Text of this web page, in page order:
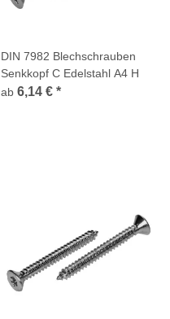
DIN 7982 Blechschrauben
Senkkopf C Edelstahl A4 H
ab 6,14 € *